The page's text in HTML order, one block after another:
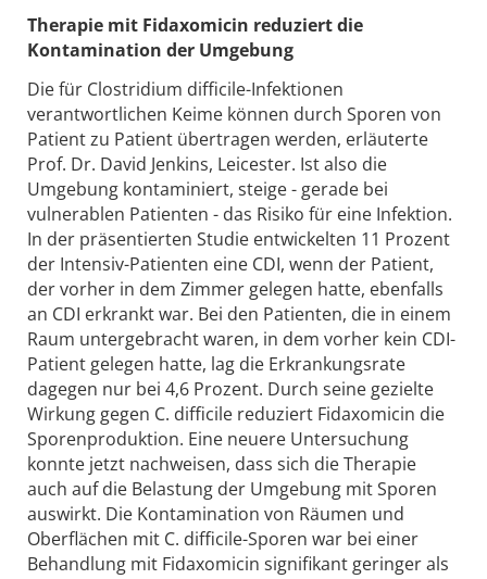
Therapie mit Fidaxomicin reduziert die
Kontamination der Umgebung
Die für Clostridium difficile-Infektionen
verantwortlichen Keime können durch Sporen von
Patient zu Patient übertragen werden, erläuterte
Prof. Dr. David Jenkins, Leicester. Ist also die
Umgebung kontaminiert, steige - gerade bei
vulnerablen Patienten - das Risiko für eine Infektion.
In der präsentierten Studie entwickelten 11 Prozent
der Intensiv-Patienten eine CDI, wenn der Patient,
der vorher in dem Zimmer gelegen hatte, ebenfalls
an CDI erkrankt war. Bei den Patienten, die in einem
Raum untergebracht waren, in dem vorher kein CDI-
Patient gelegen hatte, lag die Erkrankungsrate
dagegen nur bei 4,6 Prozent. Durch seine gezielte
Wirkung gegen C. difficile reduziert Fidaxomicin die
Sporenproduktion. Eine neuere Untersuchung
konnte jetzt nachweisen, dass sich die Therapie
auch auf die Belastung der Umgebung mit Sporen
auswirkt. Die Kontamination von Räumen und
Oberflächen mit C. difficile-Sporen war bei einer
Behandlung mit Fidaxomicin signifikant geringer als